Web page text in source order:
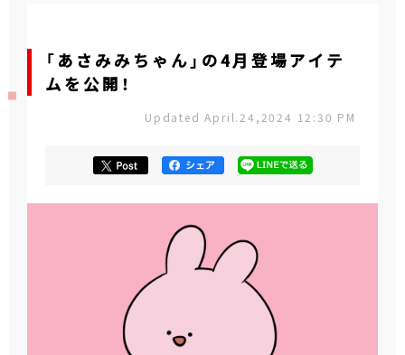
「あさみみちゃん」の4月登場アイテ
ムを公開！
Updated April.24,2024 12:30 PM